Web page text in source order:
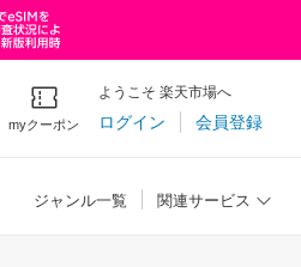
myクーポン
ようこそ 楽天市場へ
ログイン 会員登録
ジャンル一覧 関連サービス